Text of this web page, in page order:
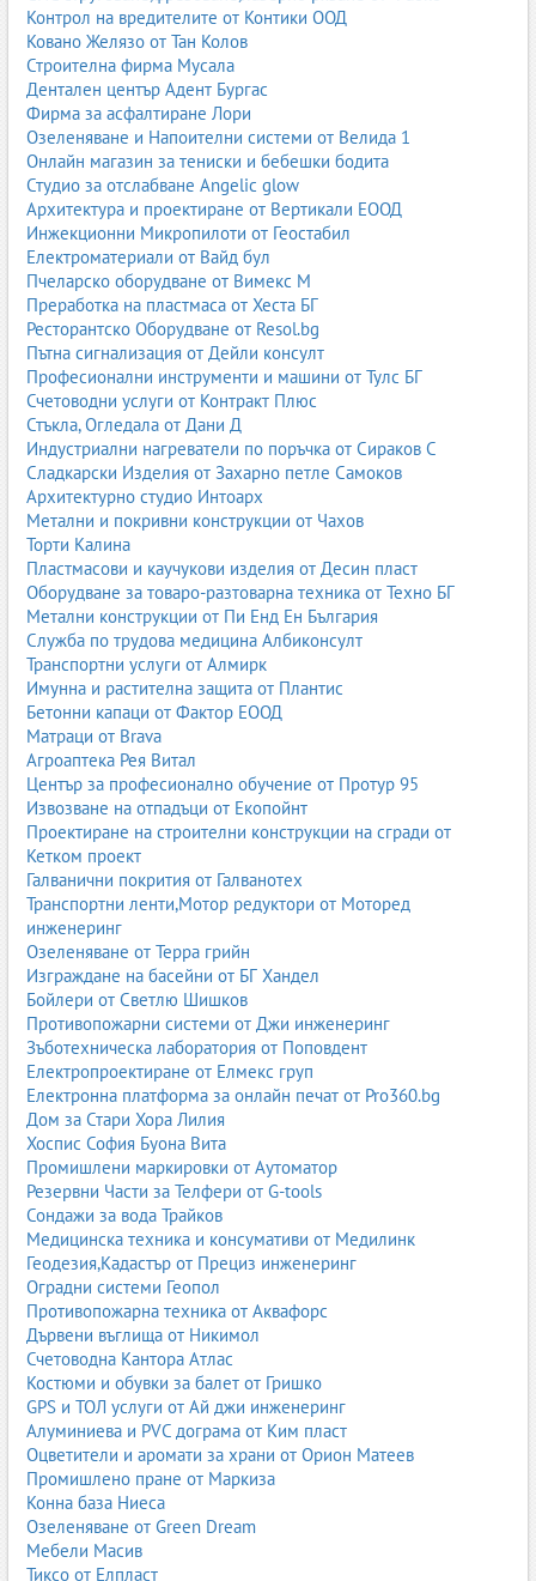
В гимназиалния етап учебниците и помагалата са още по-
специализирани и често профилирани според избраната
паралелка – езикова, математическа, природоматематическа,
хуманитарна, професионална и др. Учебниците обхващат:
задължителни общообразователни предмети
профилиращи предмети (математика, информатика,
чужди езици, биология, химия, история и др.)
професионални предмети в професионалните гимназии
Учебните помагала за гимназиален етап включват:
подготовка за държавни зрелостни изпити (матури)
помагала за кандидатстудентски изпити
сборници със задачи по математика, физика, химия,
биология
езикови помагала – граматики, тестове, изпитни формати
(FCE, CAE, IELTS и др.)
помагала за професионални квалификации
Тук учебните помагала са ключов инструмент за постигане на
високи резултати на матури, кандидатстване във висши
училища и подготовка за бъдеща професия.
Учебници и помагала за професионално образование и
обучение
Професионалните гимназии и центровете за професионално
обучение използват специализирани учебници и помагала,
насочени към конкретни професии и отрасли:
икономика и бизнес
туризъм и хотелиерство
строителство и архитектура
машиностроене и електротехника
информационни технологии
здравни грижи
козметика и фризьорство
транспорт и логистика
Тези учебници и помагала комбинират теория и практика,
включват казуси, упражнения, практически задачи и често са
съобразени с европейски стандарти и квалификационни рамки.
Учебни помагала за езиково обучение
Езиковите помагала са отделна, много богата категория. Те
включват:
учебници по английски, немски, френски, испански,
италиански, руски и други езици
работни тетрадки
граматики
речници
тестови сборници
подготовка за международни изпити (Cambridge, IELTS,
TOEFL, Goethe, DELF/DALF и др.)
Много от тези помагала са придружени от аудио и видео
материали, онлайн платформи, мобилни приложения и
интерактивни упражнения.
Ролята на учебните помагала в подготовката за изпити и
матури
Учебните помагала са незаменим инструмент при
подготовката за:
национално външно оценяване (4., 7. и 10. клас)
държавни зрелостни изпити (матури)
Контрол на вредителите от Контики ООД
Ковано Желязо от Тан Колов
Строителна фирма Мусала
Дентален център Адент Бургас
Фирма за асфалтиране Лори
Озеленяване и Напоителни системи от Велида 1
Онлайн магазин за тениски и бебешки бодита
Студио за отслабване Angelic glow
Архитектура и проектиране от Вертикали ЕООД
Инжекционни Микропилоти от Геостабил
Електроматериали от Вайд бул
Пчеларско оборудване от Вимекс М
Преработка на пластмаса от Хеста БГ
Ресторантско Оборудване от Resol.bg
Пътна сигнализация от Дейли консулт
Професионални инструменти и машини от Тулс БГ
Счетоводни услуги от Контракт Плюс
Стъкла, Огледала от Дани Д
Индустриални нагреватели по поръчка от Сираков С
Сладкарски Изделия от Захарно петле Самоков
Архитектурно студио Интоарх
Метални и покривни конструкции от Чахов
Торти Калина
Пластмасови и каучукови изделия от Десин пласт
Оборудване за товаро-разтоварна техника от Техно БГ
Метални конструкции от Пи Енд Ен България
Служба по трудова медицина Албиконсулт
Транспортни услуги от Алмирк
Имунна и растителна защита от Плантис
Бетонни капаци от Фактор ЕООД
Матраци от Brava
Агроаптека Рея Витал
Център за професионално обучение от Протур 95
Извозване на отпадъци от Екопойнт
Проектиране на строителни конструкции на сгради от
Кетком проект
Галванични покрития от Галванотех
Транспортни ленти,Мотор редуктори от Моторед
инженеринг
Озеленяване от Терра грийн
Изграждане на басейни от БГ Хандел
Бойлери от Светлю Шишков
Противопожарни системи от Джи инженеринг
Зъботехническа лаборатория от Поповдент
Електропроектиране от Елмекс груп
Електронна платформа за онлайн печат от Pro360.bg
Дом за Стари Хора Лилия
Хоспис София Буона Вита
Промишлени маркировки от Аутоматор
Резервни Части за Телфери от G-tools
Сондажи за вода Трайков
Медицинска техника и консумативи от Медилинк
Геодезия,Кадастър от Прециз инженеринг
Оградни системи Геопол
Противопожарна техника от Аквафорс
Дървени въглища от Никимол
Счетоводна Кантора Атлас
Костюми и обувки за балет от Гришко
GPS и ТОЛ услуги от Ай джи инженеринг
Алуминиева и PVC дограма от Ким пласт
Оцветители и аромати за храни от Орион Матеев
Промишлено пране от Маркиза
Конна база Ниеса
Озеленяване от Green Dream
Мебели Масив
Тиксо от Елпласт